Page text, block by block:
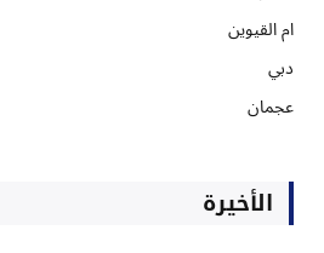
ام القيوين
دبي
عجمان
الأخيرة